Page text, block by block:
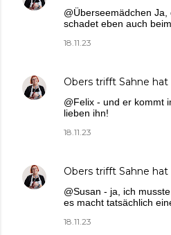
@Überseemädchen
schadet eben auch
18.11.23
Obers trifft Sahne
@Felix - und er kommt
lieben ihn!
18.11.23
Obers trifft Sahne
@Susan - ja, ich
es macht tatsächlich
18.11.23